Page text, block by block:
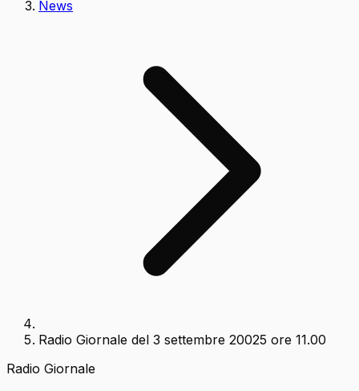
News
Radio Giornale del 3 settembre 20025 ore 11.00
Radio Giornale